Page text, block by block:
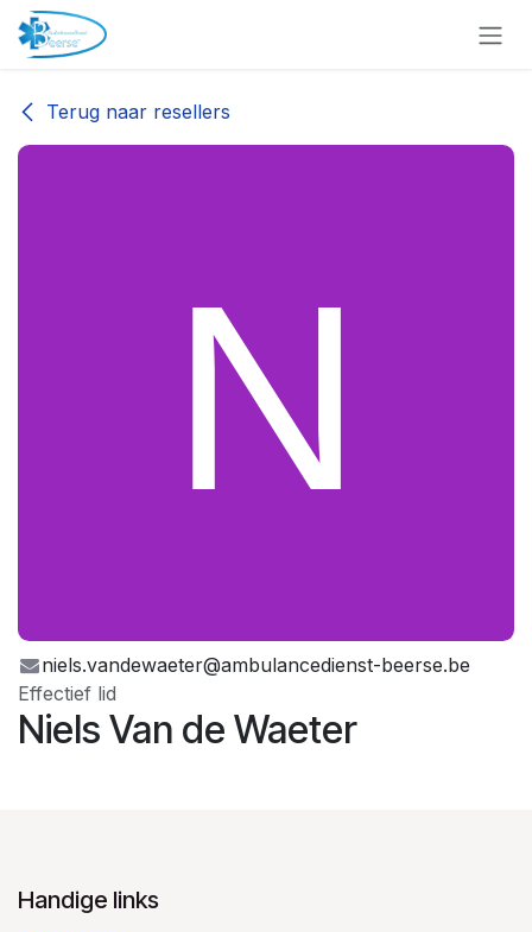
Overslaan naar inhoud
Terug naar resellers
niels.vandewaeter@ambulancedienst-beerse.be
Effectief lid
Niels Van de Waeter
Handige links